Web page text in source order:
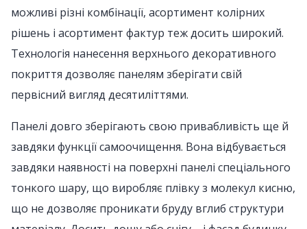
можливі різні комбінації, асортимент колірних
рішень і асортимент фактур теж досить широкий.
Технологія нанесення верхнього декоративного
покриття дозволяє панелям зберігати свій
первісний вигляд десятиліттями.
Панелі довго зберігають свою привабливість ще й
завдяки функції самоочищення. Вона відбувається
завдяки наявності на поверхні панелі спеціального
тонкого шару, що виробляє плівку з молекул кисню,
що не дозволяє проникати бруду вглиб структури